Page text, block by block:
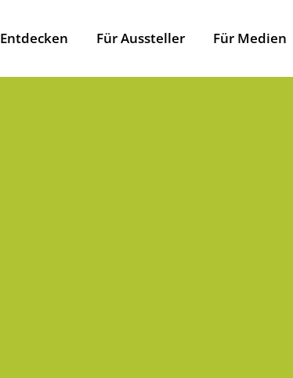
Entdecken Für Aussteller Für Medien